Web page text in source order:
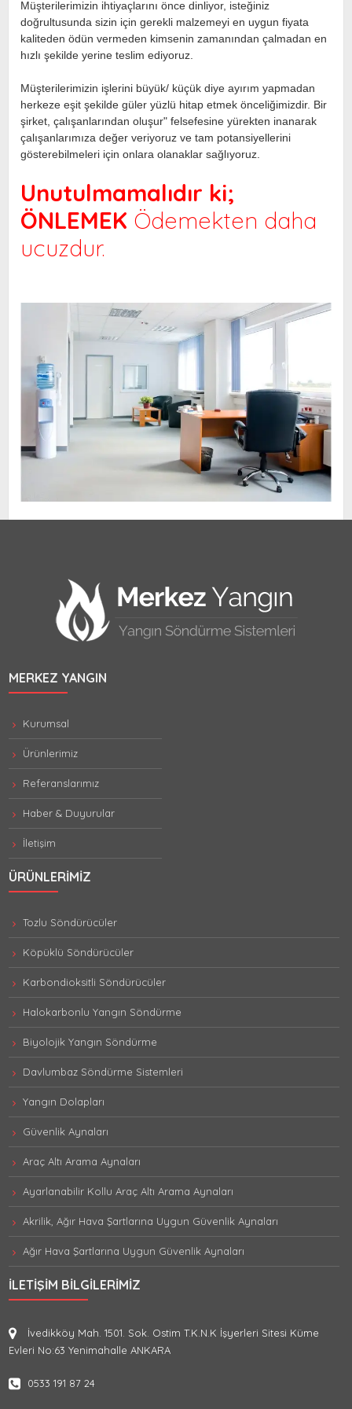
Müşterilerimizin ihtiyaçlarını önce dinliyor, isteğiniz
doğrultusunda sizin için gerekli malzemeyi en uygun fiyata
kaliteden ödün vermeden kimsenin zamanından çalmadan en
hızlı şekilde yerine teslim ediyoruz.
Müşterilerimizin işlerini büyük/ küçük diye ayırım yapmadan
herkeze eşit şekilde güler yüzlü hitap etmek önceliğimizdir. Bir
şirket, çalışanlarından oluşur" felsefesine yürekten inanarak
çalışanlarımıza değer veriyoruz ve tam potansiyellerini
gösterebilmeleri için onlara olanaklar sağlıyoruz.
Unutulmamalıdır ki;
ÖNLEMEK Ödemekten daha
ucuzdur.
MERKEZ YANGIN
Kurumsal
Ürünlerimiz
Referanslarımız
Haber & Duyurular
İletişim
ÜRÜNLERIMIZ
Tozlu Söndürücüler
Köpüklü Söndürücüler
Karbondioksitli Söndürücüler
Halokarbonlu Yangın Söndürme
Biyolojik Yangın Söndürme
Davlumbaz Söndürme Sistemleri
Yangın Dolapları
Güvenlik Aynaları
Araç Altı Arama Aynaları
Ayarlanabilir Kollu Araç Altı Arama Aynaları
Akrilik, Ağır Hava Şartlarına Uygun Güvenlik Aynaları
Ağır Hava Şartlarına Uygun Güvenlik Aynaları
İLETIŞIM BILGILERIMIZ
İvedikköy Mah. 1501. Sok. Ostim T.K.N.K İşyerleri Sitesi Küme
Evleri No:63 Yenimahalle ANKARA
0533 191 87 24